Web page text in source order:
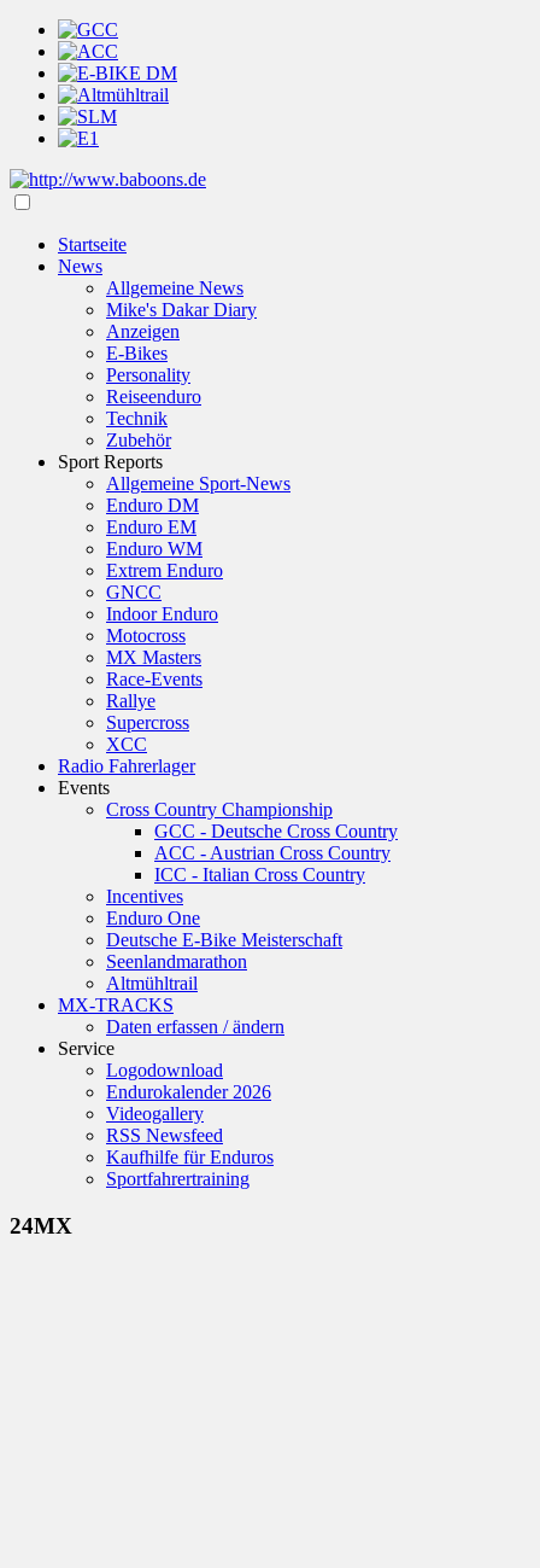
Startseite
News
Allgemeine News
Mike's Dakar Diary
Anzeigen
E-Bikes
Personality
Reiseenduro
Technik
Zubehör
Sport Reports
Allgemeine Sport-News
Enduro DM
Enduro EM
Enduro WM
Extrem Enduro
GNCC
Indoor Enduro
Motocross
MX Masters
Race-Events
Rallye
Supercross
XCC
Radio Fahrerlager
Events
Cross Country Championship
GCC - Deutsche Cross Country
ACC - Austrian Cross Country
ICC - Italian Cross Country
Incentives
Enduro One
Deutsche E-Bike Meisterschaft
Seenlandmarathon
Altmühltrail
MX-TRACKS
Daten erfassen / ändern
Service
Logodownload
Endurokalender 2026
Videogallery
RSS Newsfeed
Kaufhilfe für Enduros
Sportfahrertraining
24MX